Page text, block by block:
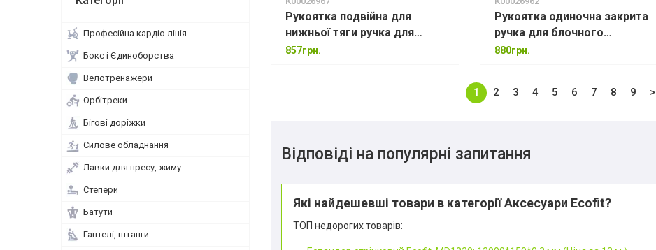
Професійна кардіо лінія
Бокс і Єдиноборства
Велотренажери
Орбітреки
Бігові доріжки
Силове обладнання
Лавки для пресу, жиму
Степери
Батути
Гантелі, штанги
Рукоятка подвійна для
нижньої тяги ручка для
блочного тренажера MD5053
857грн.
Рукоятка одиночна закрита
ручка для блочного
тренажера MD5011A - 210 мм
880грн.
1 2 3 4 5 6 7 8 9 >
Відповіді на популярні запитання
Які найдешевші товари в категорії Аксесуари Ecofit?
ТОП недорогих товарів: